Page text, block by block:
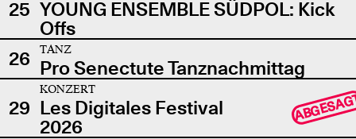
25 YOUNG ENSEMBLE SÜDPOL: Kick
Offs
26
TANZ
Pro Senectute Tanznachmittag
29
KONZERT
Les Digitales Festival
2026